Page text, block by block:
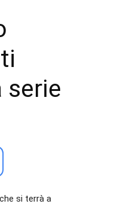
serie
si terrà a